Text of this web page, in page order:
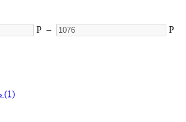
Р – Р
(1)